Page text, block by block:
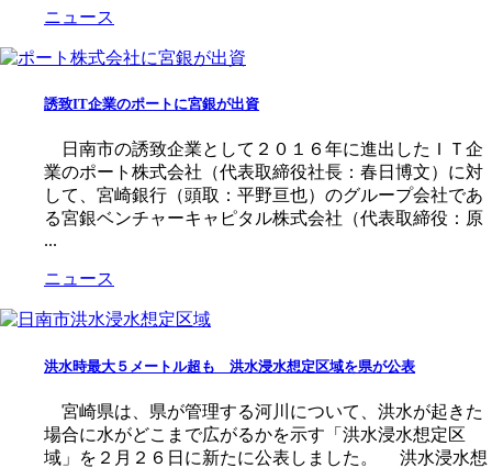
ニュース
誘致IT企業のポートに宮銀が出資
日南市の誘致企業として２０１６年に進出したＩＴ企
業のポート株式会社（代表取締役社長：春日博文）に対
して、宮崎銀行（頭取：平野亘也）のグループ会社であ
る宮銀ベンチャーキャピタル株式会社（代表取締役：原
...
ニュース
洪水時最大５メートル超も 洪水浸水想定区域を県が公表
宮崎県は、県が管理する河川について、洪水が起きた
場合に水がどこまで広がるかを示す「洪水浸水想定区
域」を２月２６日に新たに公表しました。 洪水浸水想